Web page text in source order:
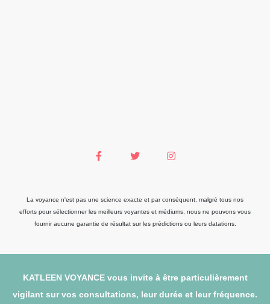
La voyance n'est pas une science exacte et par conséquent, malgré tous nos
efforts pour sélectionner les meilleurs voyantes et médiums, nous ne pouvons vous
fournir aucune garantie de résultat sur les prédictions ou leurs datations.
KATLEEN VOYANCE vous invite à être particulièrement
vigilant sur vos consultations, leur durée et leur fréquence.